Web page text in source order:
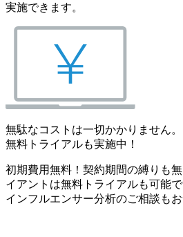
実施できます。
無駄なコストは一切かかりません
無料トライアルも実施中！
初期費用無料！契約期間の縛りも
イアントは無料トライアルも可能
インフルエンサー分析のご相談もお